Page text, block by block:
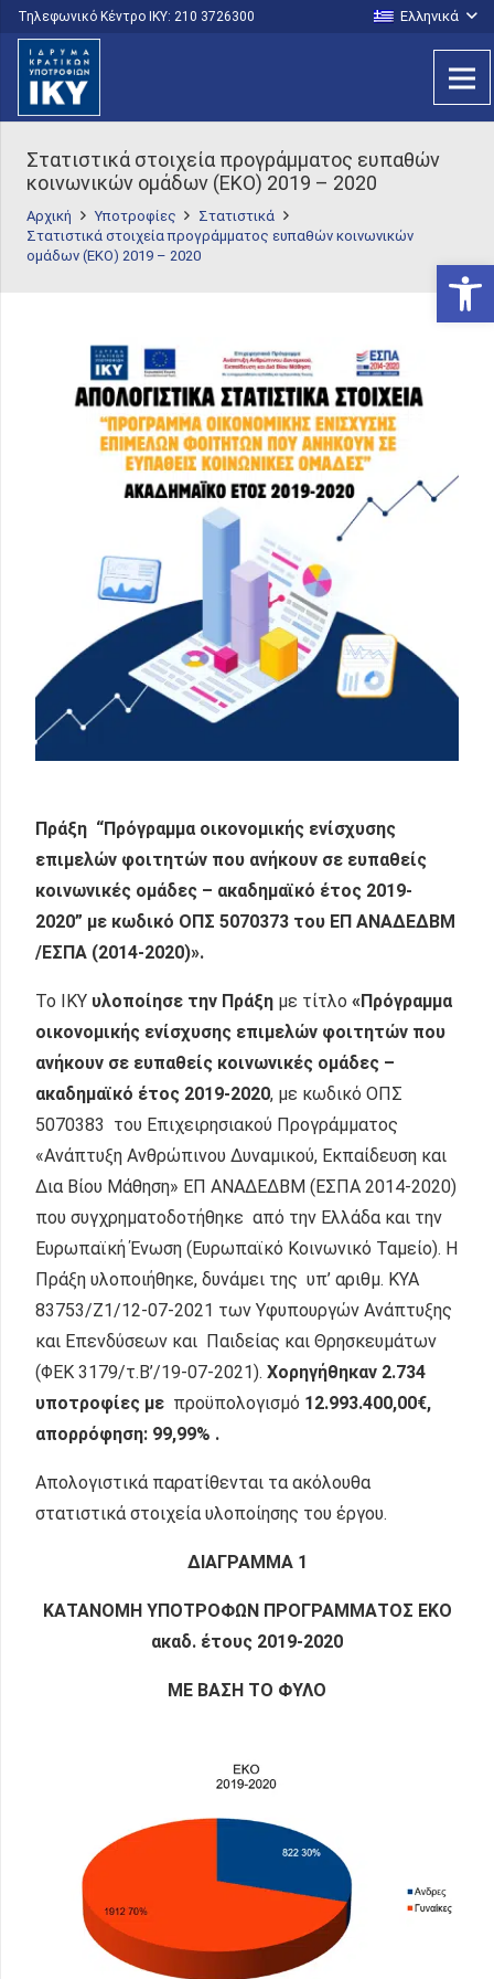
Τηλεφωνικό Κέντρο IKY: 210 3726300 Ελληνικά
Στατιστικά στοιχεία προγράμματος ευπαθών
κοινωνικών ομάδων (ΕΚΟ) 2019 – 2020
Αρχική Υποτροφίες
Στατιστικά
Στατιστικά στοιχεία προγράμματος ευπαθών κοινωνικών
ομάδων (ΕΚΟ) 2019 – 2020
Πράξη “Πρόγραμμα οικονομικής ενίσχυσης
επιμελών φοιτητών που ανήκουν σε ευπαθείς
κοινωνικές ομάδες – ακαδημαϊκό έτος 2019-
2020” με κωδικό ΟΠΣ 5070373 του ΕΠ ΑΝΑΔΕΔΒΜ
/ΕΣΠΑ (2014-2020)».
Το ΙΚΥ υλοποίησε την Πράξη με τίτλο «Πρόγραμμα
οικονομικής ενίσχυσης επιμελών φοιτητών που
ανήκουν σε ευπαθείς κοινωνικές ομάδες –
ακαδημαϊκό έτος 2019-2020, με κωδικό ΟΠΣ
5070383 του Επιχειρησιακού Προγράμματος
«Ανάπτυξη Ανθρώπινου Δυναμικού, Εκπαίδευση και
Δια Βίου Μάθηση» ΕΠ ΑΝΑΔΕΔΒΜ (ΕΣΠΑ 2014-2020)
που συγχρηματοδοτήθηκε από την Ελλάδα και την
Ευρωπαϊκή Ένωση (Ευρωπαϊκό Κοινωνικό Ταμείο). Η
Πράξη υλοποιήθηκε, δυνάμει της υπ’ αριθμ. ΚΥΑ
83753/Ζ1/12-07-2021 των Υφυπουργών Ανάπτυξης
και Επενδύσεων και Παιδείας και Θρησκευμάτων
(ΦΕΚ 3179/τ.B’/19-07-2021). Χορηγήθηκαν 2.734
υποτροφίες με προϋπολογισμό 12.993.400,00€,
απορρόφηση: 99,99% .
Απολογιστικά παρατίθενται τα ακόλουθα
στατιστικά στοιχεία υλοποίησης του έργου.
ΔΙΑΓΡΑΜΜΑ 1
ΚΑΤΑΝΟΜΗ ΥΠΟΤΡΟΦΩΝ ΠΡΟΓΡΑΜΜΑΤΟΣ ΕΚΟ
ακαδ. έτους 2019-2020
ΜΕ ΒΑΣΗ ΤΟ ΦΥΛΟ